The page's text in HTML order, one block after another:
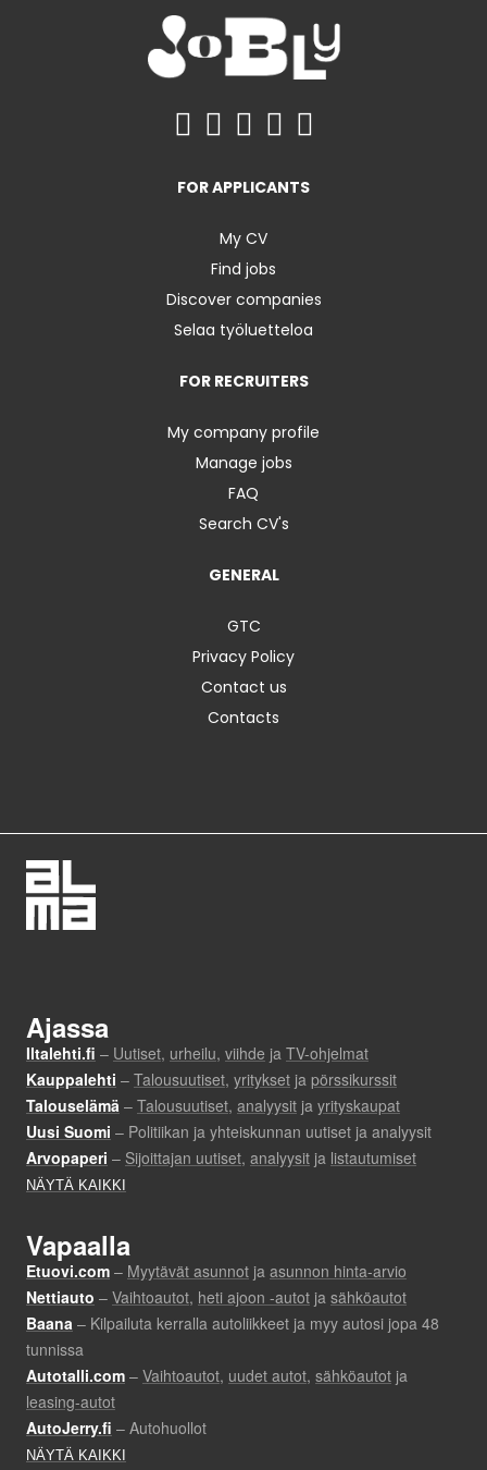
FOR APPLICANTS
My CV
Find jobs
Discover companies
Selaa työluetteloa
FOR RECRUITERS
My company profile
Manage jobs
FAQ
Search CV's
GENERAL
GTC
Privacy Policy
Contact us
Contacts